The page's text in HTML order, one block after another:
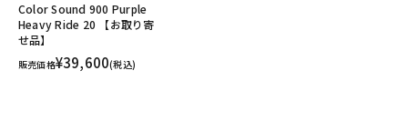
Color Sound 900 Purple
Heavy Ride 20 【お取り寄
せ品】
販売価格¥39,600(税込)